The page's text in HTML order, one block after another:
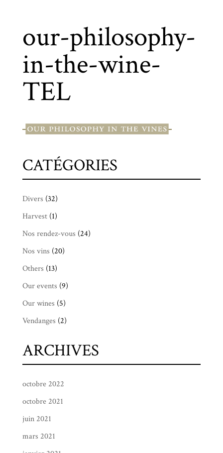
our-philosophy-
in-the-wine-
TEL
CATÉGORIES
Divers (32)
Harvest(1)
Nos rendez-vous (24)
Nos vins (20)
Others (13)
Our events (9)
Our wines (5)
Vendanges (2)
ARCHIVES
octobre 2022
octobre 2021
juin 2021
mars 2021